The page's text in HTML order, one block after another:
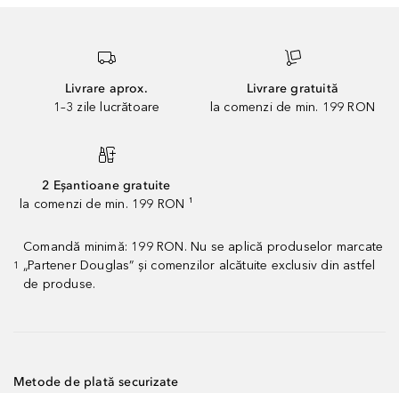
Livrare aprox.
1–3 zile lucrătoare
Livrare gratuită
la comenzi de min. 199 RON
2 Eșantioane gratuite
la comenzi de min. 199 RON ¹
1
Comandă minimă: 199 RON. Nu se aplică produselor marcate
„Partener Douglas” și comenzilor alcătuite exclusiv din astfel
de produse.
Metode de plată securizate